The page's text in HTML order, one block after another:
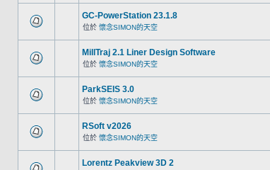
GC-PowerStation 23.1.8
位於 懷念SIMON的天空
MillTraj 2.1 Liner Design Software
位於 懷念SIMON的天空
ParkSEIS 3.0
位於 懷念SIMON的天空
RSoft v2026
位於 懷念SIMON的天空
Lorentz Peakview 3D 2